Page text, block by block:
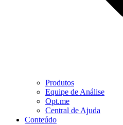
Produtos
Equipe de Análise
Opt.me
Central de Ajuda
Conteúdo